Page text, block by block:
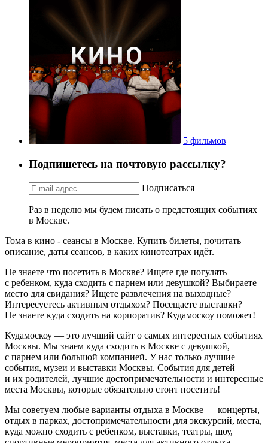
5 фильмов
Подпишетесь на почтовую рассылку?
Подписаться
Раз в неделю мы будем писать о предстоящих событиях
в Москве.
Тома в кино - сеансы в Москве. Купить билеты, почитать
описание, даты сеансов, в каких кинотеатрах идёт.
Не знаете что посетить в Москве? Ищете где погулять
с ребенком, куда сходить с парнем или девушкой? Выбираете
место для свидания? Ищете развлечения на выходные?
Интересуетесь активным отдыхом? Посещаете выставки?
Не знаете куда сходить на корпоратив? Кудамоскоу поможет!
Кудамоскоу — это лучший сайт о самых интересных событиях
Москвы. Мы знаем куда сходить в Москве с девушкой,
с парнем или большой компанией. У нас только лучшие
события, музеи и выставки Москвы. События для детей
и их родителей, лучшие достопримечательности и интересные
места Москвы, которые обязательно стоит посетить!
Мы советуем любые варианты отдыха в Москве — концерты,
отдых в парках, достопримечательности для экскурсий, места,
куда можно сходить с ребенком, выставки, театры, шоу,